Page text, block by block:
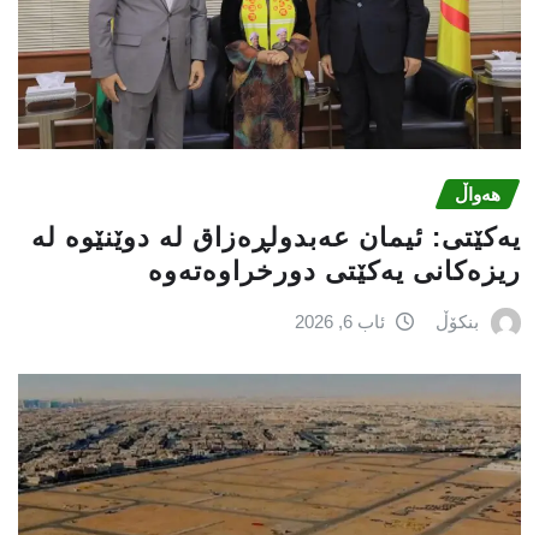
هەواڵ
یه‌كێتی: ئیمان عه‌بدولڕه‌زاق له‌ دوێنێوه‌ له‌
ریزه‌كانی یه‌كێتی دورخراوه‌ته‌وه‌
بنکۆڵ ئاب 6, 2026